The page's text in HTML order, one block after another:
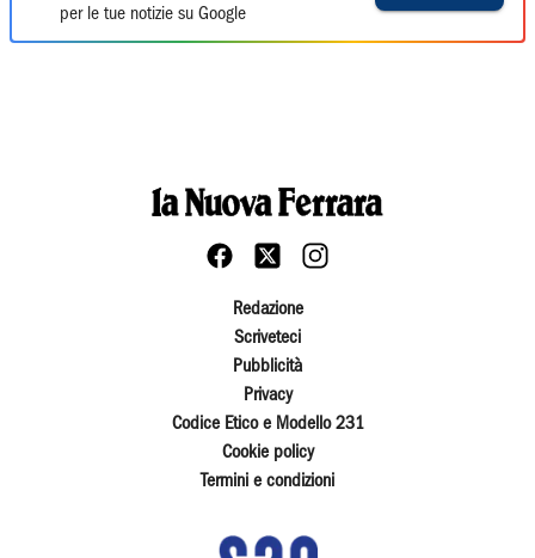
per le tue notizie su Google
Redazione
Scriveteci
Pubblicità
Privacy
Codice Etico e Modello 231
Cookie policy
Termini e condizioni